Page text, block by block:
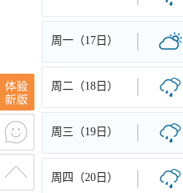
周一（17日）
周二（18日）
周三（19日）
周四（20日）